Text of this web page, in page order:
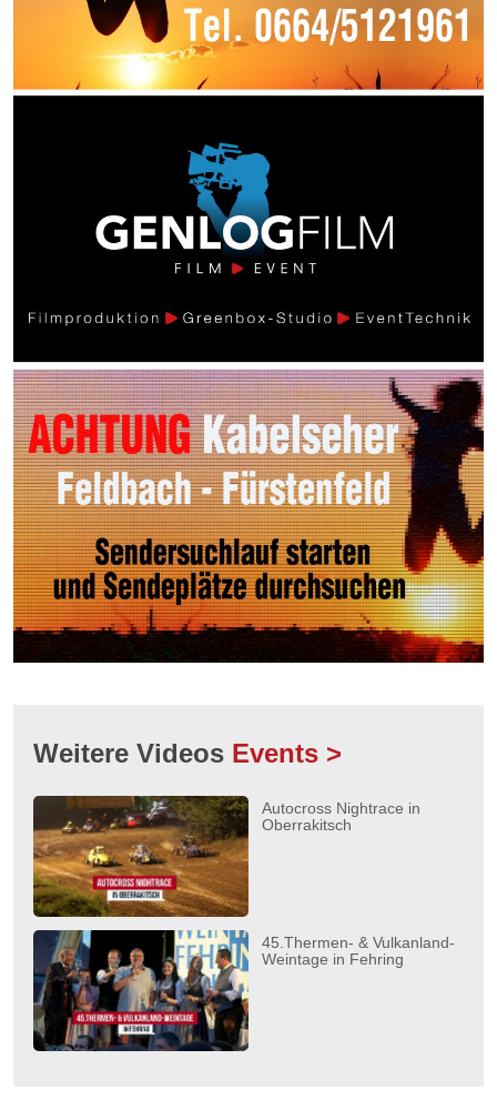
Weitere Videos Events >
Autocross Nightrace in
Oberrakitsch
45.Thermen- & Vulkanland-
Weintage in Fehring